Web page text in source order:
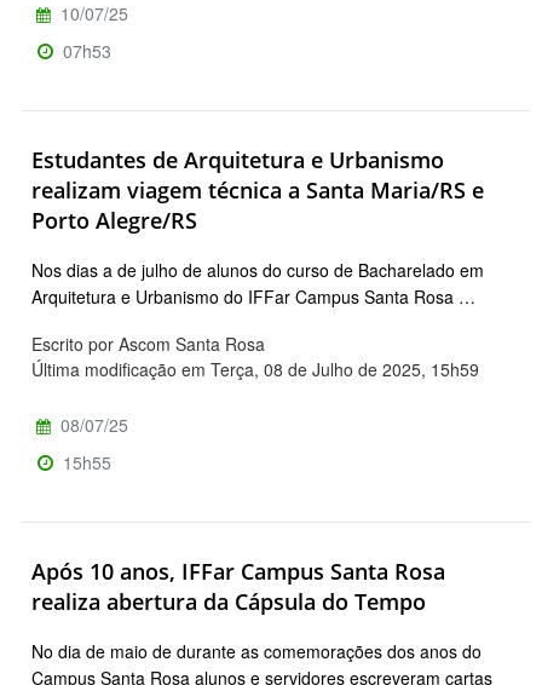
10/07/25
07h53
Estudantes de Arquitetura e Urbanismo
realizam viagem técnica a Santa Maria/RS e
Porto Alegre/RS
Nos dias a de julho de alunos do curso de Bacharelado em
Arquitetura e Urbanismo do IFFar Campus Santa Rosa …
Escrito por Ascom Santa Rosa
Última modificação em Terça, 08 de Julho de 2025, 15h59
08/07/25
15h55
Após 10 anos, IFFar Campus Santa Rosa
realiza abertura da Cápsula do Tempo
No dia de maio de durante as comemorações dos anos do
Campus Santa Rosa alunos e servidores escreveram cartas